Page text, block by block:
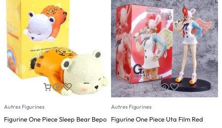
Autres Figurines
Figurine One Piece Sleep Bear Bepo
Autres Figurines
Figurine One Piece Uta Film Red